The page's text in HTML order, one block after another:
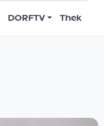
DORFTV Thek